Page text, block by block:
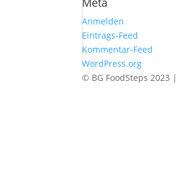
Anmelden
Eintrags-Feed
Kommentar-Feed
WordPress.org
© BG FoodSteps 2023 |